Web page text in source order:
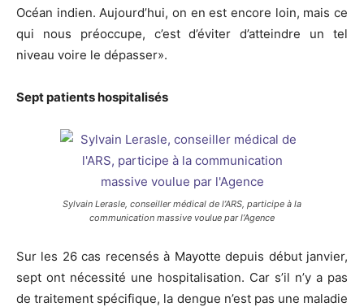
Océan indien. Aujourd’hui, on en est encore loin, mais ce
qui nous préoccupe, c’est d’éviter d’atteindre un tel
niveau voire le dépasser».
Sept patients hospitalisés
Sylvain Lerasle, conseiller médical de l’ARS, participe à la
communication massive voulue par l’Agence
Sur les 26 cas recensés à Mayotte depuis début janvier,
sept ont nécessité une hospitalisation. Car s’il n’y a pas
de traitement spécifique, la dengue n’est pas une maladie